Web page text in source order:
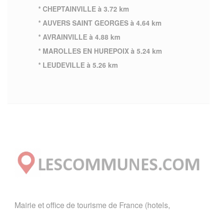
* CHEPTAINVILLE à 3.72 km
* AUVERS SAINT GEORGES à 4.64 km
* AVRAINVILLE à 4.88 km
* MAROLLES EN HUREPOIX à 5.24 km
* LEUDEVILLE à 5.26 km
Mairie et office de tourisme de France (hotels,